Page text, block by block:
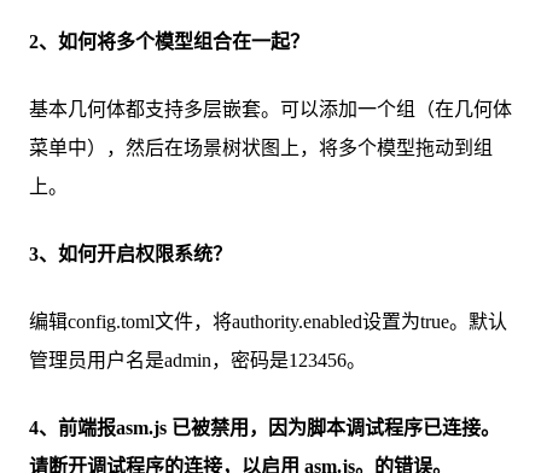
2、如何将多个模型组合在一起？
基本几何体都支持多层嵌套。可以添加一个组（在几何体
菜单中），然后在场景树状图上，将多个模型拖动到组
上。
3、如何开启权限系统？
编辑config.toml文件，将authority.enabled设置为true。默认
管理员用户名是admin，密码是123456。
4、前端报asm.js 已被禁用，因为脚本调试程序已连接。
请断开调试程序的连接，以启用 asm.js。的错误。